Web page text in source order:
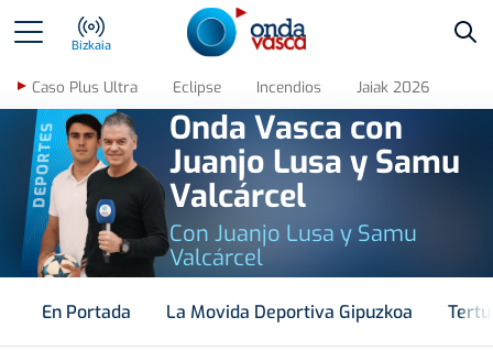
Bizkaia
Caso Plus Ultra Eclipse Incendios Jaiak 2026
DEPORTES
Onda Vasca con
Juanjo Lusa y Samu
Valcárcel
Con Juanjo Lusa y Samu
Valcárcel
En Portada La Movida Deportiva Gipuzkoa